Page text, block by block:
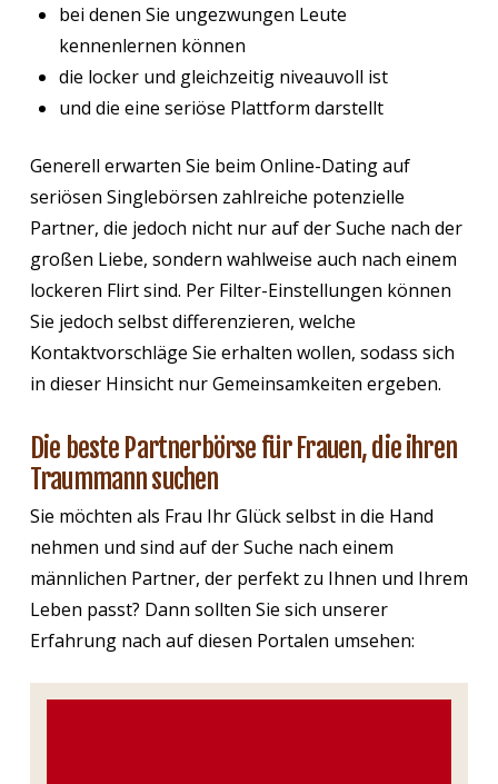
bei denen Sie ungezwungen Leute
kennenlernen können
die locker und gleichzeitig niveauvoll ist
und die eine seriöse Plattform darstellt
Generell erwarten Sie beim Online-Dating auf
seriösen Singlebörsen zahlreiche potenzielle
Partner, die jedoch nicht nur auf der Suche nach der
großen Liebe, sondern wahlweise auch nach einem
lockeren Flirt sind. Per Filter-Einstellungen können
Sie jedoch selbst differenzieren, welche
Kontaktvorschläge Sie erhalten wollen, sodass sich
in dieser Hinsicht nur Gemeinsamkeiten ergeben.
Die beste Partnerbörse für Frauen, die ihren
Traummann suchen
Sie möchten als Frau Ihr Glück selbst in die Hand
nehmen und sind auf der Suche nach einem
männlichen Partner, der perfekt zu Ihnen und Ihrem
Leben passt? Dann sollten Sie sich unserer
Erfahrung nach auf diesen Portalen umsehen: